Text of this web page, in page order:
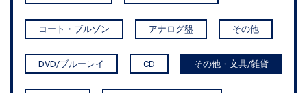
コート・ブルゾン アナログ盤 その他
DVD/ブルーレイ CD その他・文具/雑貨